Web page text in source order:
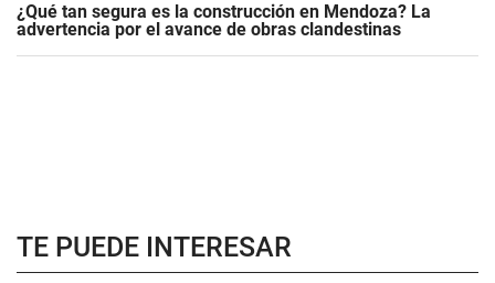
¿Qué tan segura es la construcción en Mendoza? La
advertencia por el avance de obras clandestinas
TE PUEDE INTERESAR